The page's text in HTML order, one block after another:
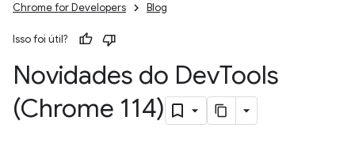
Chrome for Developers Blog
Isso foi útil?
Novidades do DevTools
(Chrome 114)